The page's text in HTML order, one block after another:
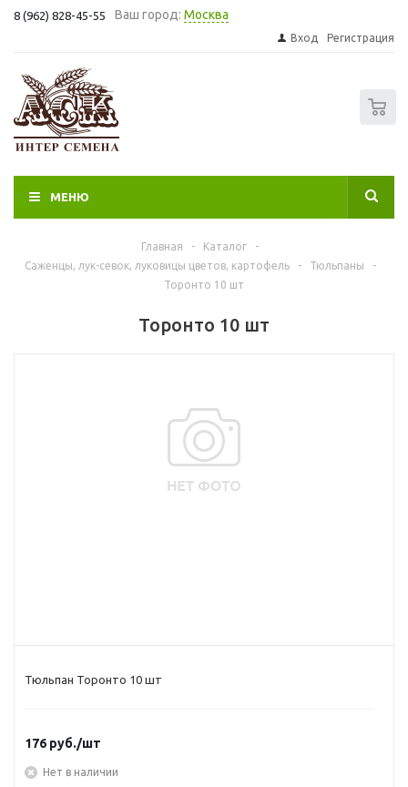
8 (962) 828-45-55 Ваш город: Москва
Вход Регистрация
МЕНЮ
Главная - Каталог
-
Саженцы, лук-севок, луковицы цветов, картофель
- Тюльпаны
-
Торонто 10 шт
Торонто 10 шт
Тюльпан Торонто 10 шт
176 руб./шт
Нет в наличии